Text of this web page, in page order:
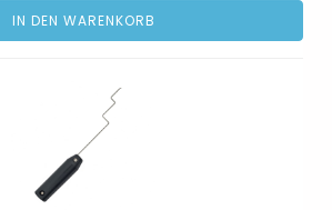
IN DEN WARENKORB